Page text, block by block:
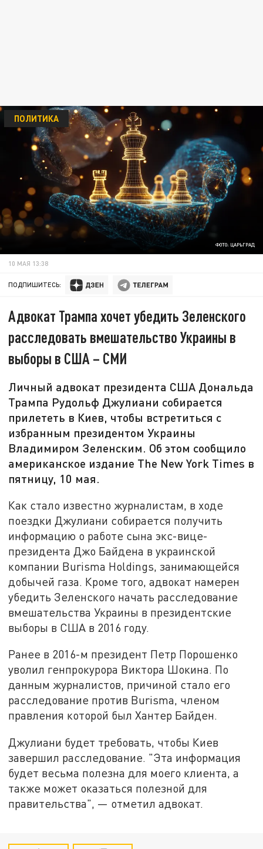
ФОТО: ЦАРЬГРАД
ПОЛИТИКА
10 МАЯ 13:38
ПОДПИШИТЕСЬ:
Адвокат Трампа хочет убедить Зеленского
расследовать вмешательство Украины в
выборы в США – СМИ
Личный адвокат президента США Дональда
Трампа Рудольф Джулиани собирается
прилететь в Киев, чтобы встретиться с
избранным президентом Украины
Владимиром Зеленским. Об этом сообщило
американское издание The New York Times в
пятницу, 10 мая.
Как стало известно журналистам, в ходе
поездки Джулиани собирается получить
информацию о работе сына экс-вице-
президента Джо Байдена в украинской
компании Burisma Holdings, занимающейся
добычей газа. Кроме того, адвокат намерен
убедить Зеленского начать расследование
вмешательства Украины в президентские
выборы в США в 2016 году.
Ранее в 2016-м президент Петр Порошенко
уволил генпрокурора Виктора Шокина. По
данным журналистов, причиной стало его
расследование против Burisma, членом
правления которой был Хантер Байден.
Джулиани будет требовать, чтобы Киев
завершил расследование. "Эта информация
будет весьма полезна для моего клиента, а
также может оказаться полезной для
правительства", — отметил адвокат.